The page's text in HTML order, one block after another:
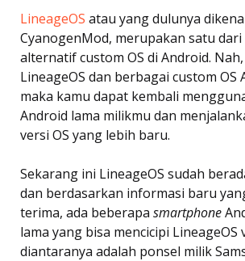
LineageOS atau yang dulunya
CyanogenMod, merupakan satu
alternatif custom OS di Android.
LineageOS dan berbagai custom OS
maka kamu dapat kembali
Android lama milikmu dan
versi OS yang lebih baru.
Sekarang ini LineageOS sudah
dan berdasarkan informasi baru
terima, ada beberapa smartphone
lama yang bisa mencicipi LineageOS
diantaranya adalah ponsel milik